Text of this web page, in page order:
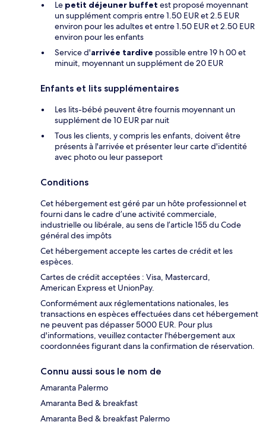
Le petit déjeuner buffet est proposé moyennant
un supplément compris entre 1.50 EUR et 2.5 EUR
environ pour les adultes et entre 1.50 EUR et 2.50 EUR
environ pour les enfants
Service d'arrivée tardive possible entre 19 h 00 et
minuit, moyennant un supplément de 20 EUR
Enfants et lits supplémentaires
Les lits-bébé peuvent être fournis moyennant un
supplément de 10 EUR par nuit
Tous les clients, y compris les enfants, doivent être
présents à l'arrivée et présenter leur carte d'identité
avec photo ou leur passeport
Conditions
Cet hébergement est géré par un hôte professionnel et
fourni dans le cadre d’une activité commerciale,
industrielle ou libérale, au sens de l’article 155 du Code
général des impôts
Cet hébergement accepte les cartes de crédit et les
espèces.
Cartes de crédit acceptées : Visa, Mastercard,
American Express et UnionPay.
Conformément aux réglementations nationales, les
transactions en espèces effectuées dans cet hébergement
ne peuvent pas dépasser 5000 EUR. Pour plus
d'informations, veuillez contacter l'hébergement aux
coordonnées figurant dans la confirmation de réservation.
Connu aussi sous le nom de
Amaranta Palermo
Amaranta Bed & breakfast
Amaranta Bed & breakfast Palermo